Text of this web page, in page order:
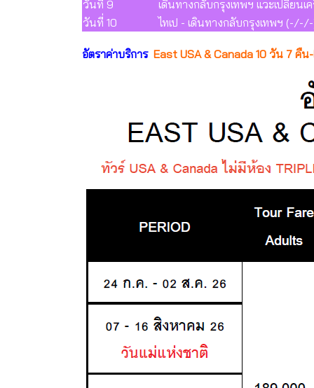
วันที่ 9
เดินทางกลับกรุงเทพฯ แวะเปลี่ย
วันที่ 10
ไทเป - เดินทางกลับกรุงเทพฯ
อัตราค่าบริการ East USA & Canada 10 วัน 7 คืน